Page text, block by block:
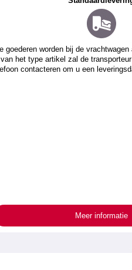
goederen worden bij de
van het type artikel zal de
contacteren om u een
Meer informatie